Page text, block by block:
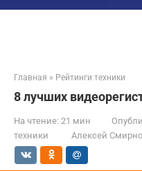
Главная » Рейтинги техники
8 лучших
На чтение: 21 мин
техники
Алексей